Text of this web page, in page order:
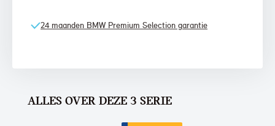
24 maanden BMW Premium Selection garantie
ALLES OVER DEZE 3 SERIE